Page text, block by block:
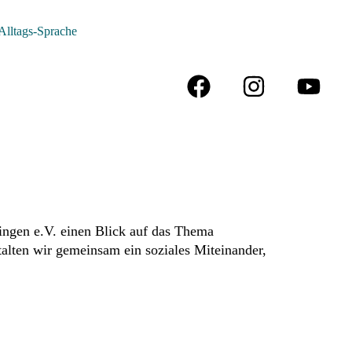
Sprache
e.V. einen Blick auf das Thema
wir gemeinsam ein soziales Miteinander,